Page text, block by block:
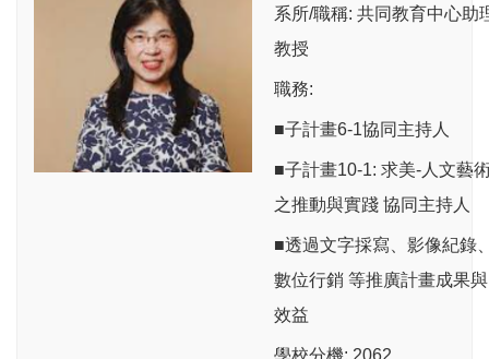
系所/職稱: 共同教育中心助
教授
職務:
■子計畫6-1協同主持人
■子計畫10-1: 求美-人文藝
之推動與實踐 協同主持人
■透過文字採寫、影像紀錄
數位行銷 等推廣計畫成果與
效益
學校分機: 2062